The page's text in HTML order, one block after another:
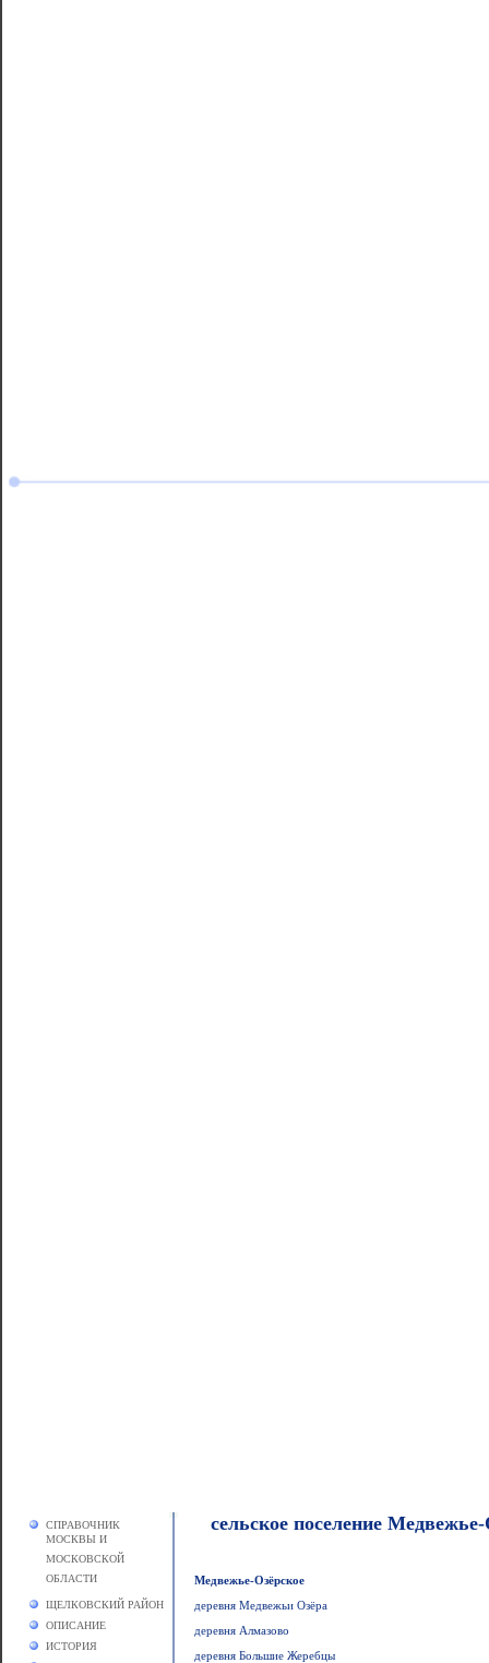
СПРАВОЧНИК
МОСКВЫ И
МОСКОВСКОЙ
ОБЛАСТИ
ЩЕЛКОВСКИЙ РАЙОН
ОПИСАНИЕ
ИСТОРИЯ
сельское поселение Медвежье-
Медвежье-Озёрское
деревня Медвежьи Озёра
деревня Алмазово
деревня Большие Жеребцы